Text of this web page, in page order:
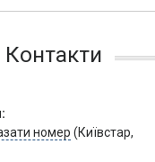
Контакти
номер (Київстар,